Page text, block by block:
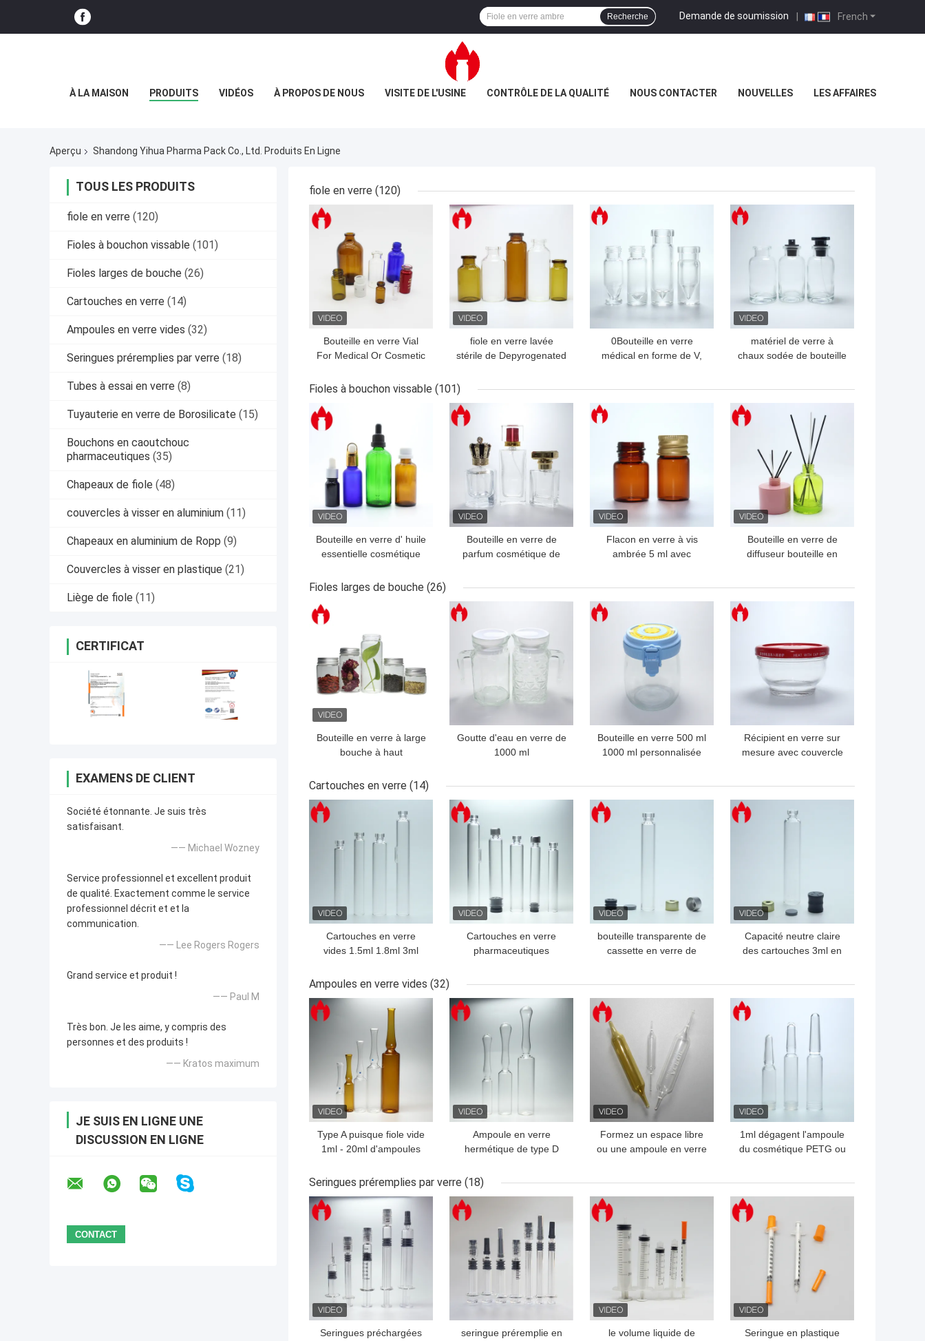
French
Demande de soumission |
Recherche
À LA MAISON PRODUITS VIDÉOS À PROPOS DE NOUS VISITE DE L'USINE CONTRÔLE DE LA QUALITÉ NOUS CONTACTER NOUVELLES LES AFFAIRES
Aperçu Shandong Yihua Pharma Pack Co., Ltd. Produits En Ligne
TOUS LES PRODUITS
fiole en verre (120)
Fioles à bouchon vissable (101)
Fioles larges de bouche (26)
Cartouches en verre (14)
Ampoules en verre vides (32)
Seringues préremplies par verre (18)
Tubes à essai en verre (8)
Tuyauterie en verre de Borosilicate (15)
Bouchons en caoutchouc
pharmaceutiques (35)
Chapeaux de fiole (48)
couvercles à visser en aluminium (11)
Chapeaux en aluminium de Ropp (9)
Couvercles à visser en plastique (21)
Liège de fiole (11)
CERTIFICAT
EXAMENS DE CLIENT
Société étonnante. Je suis très
satisfaisant.
—— Michael Wozney
Service professionnel et excellent produit
de qualité. Exactement comme le service
professionnel décrit et et la
communication.
—— Lee Rogers Rogers
Grand service et produit !
—— Paul M
Très bon. Je les aime, y compris des
personnes et des produits !
—— Kratos maximum
JE SUIS EN LIGNE UNE
DISCUSSION EN LIGNE
fiole en verre (120)
Bouteille en verre Vial
For Medical Or Cosmetic
MEILLEUR PRIX
fiole en verre lavée
stérile de Depyrogenated
MEILLEUR PRIX
0Bouteille en verre
médical en forme de V,
MEILLEUR PRIX
matériel de verre à
chaux sodée de bouteille
MEILLEUR PRIX
Fioles à bouchon vissable (101)
Bouteille en verre d' huile
essentielle cosmétique
avec bouchon de goutte-
MEILLEUR PRIX
Bouteille en verre de
parfum cosmétique de
MEILLEUR PRIX
Flacon en verre à vis
ambrée 5 ml avec
MEILLEUR PRIX
Bouteille en verre de
diffuseur bouteille en
MEILLEUR PRIX
Fioles larges de bouche (26)
Bouteille en verre à large
bouche à haut
personnalisée
MEILLEUR PRIX
Goutte d'eau en verre de
1000 ml
MEILLEUR PRIX
Bouteille en verre 500 ml
1000 ml personnalisée
MEILLEUR PRIX
Récipient en verre sur
mesure avec couvercle
MEILLEUR PRIX
Cartouches en verre (14)
Cartouches en verre
vides 1.5ml 1.8ml 3ml
médicale jetable
MEILLEUR PRIX
Cartouches en verre
pharmaceutiques
MEILLEUR PRIX
bouteille transparente de
cassette en verre de
MEILLEUR PRIX
Capacité neutre claire
des cartouches 3ml en
MEILLEUR PRIX
Ampoules en verre vides (32)
Type A puisque fiole vide
1ml - 20ml d'ampoules
D Pharma
MEILLEUR PRIX
Ampoule en verre
hermétique de type D
MEILLEUR PRIX
Formez un espace libre
ou une ampoule en verre
MEILLEUR PRIX
1ml dégagent l'ampoule
du cosmétique PETG ou
MEILLEUR PRIX
Seringues préremplies par verre (18)
Seringues préchargées
MEILLEUR PRIX
seringue préremplie en
MEILLEUR PRIX
le volume liquide de
MEILLEUR PRIX
Seringue en plastique
MEILLEUR PRIX